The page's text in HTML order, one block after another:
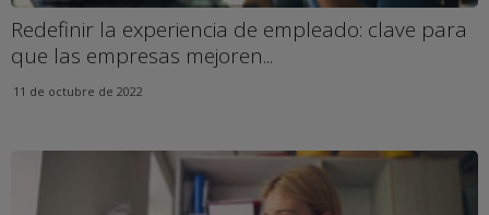
Redefinir la experiencia de empleado: clave para
que las empresas mejoren...
11 de octubre de 2022